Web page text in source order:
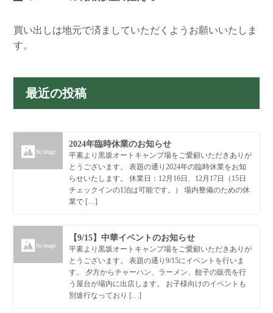
買い出しは地元で済ましていただくようお願いいたしま
す。
最近の投稿
2024年臨時休業のお知らせ
平素より黒坂オートキャンプ場をご愛顧いただきありが
とうございます。 表題の通り2024年の臨時休業をお知
らせいたします。 休業日：12月16日、12月17日（15日
チェックインの1泊は可能です。） 場内整備のための休
業で […]
【9/15】中華イベントのお知らせ
平素より黒坂オートキャンプ場をご愛顧いただきありが
とうございます。 表題の通り9/15にイベントを行いま
す。 夕方からチャーハン、ラーメン、餃子の販売を行
う屋台が場内に出店します。 お子様向けのイベントも
別途行なっており […]